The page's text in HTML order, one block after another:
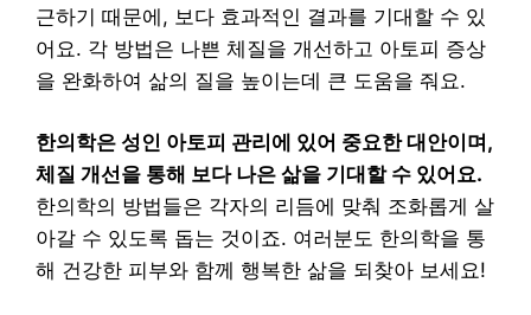
근하기 때문에, 보다 효과적인 결과를 기대할 수 있
어요. 각 방법은 나쁜 체질을 개선하고 아토피 증상
을 완화하여 삶의 질을 높이는데 큰 도움을 줘요.
한의학은 성인 아토피 관리에 있어 중요한 대안이며,
체질 개선을 통해 보다 나은 삶을 기대할 수 있어요.
한의학의 방법들은 각자의 리듬에 맞춰 조화롭게 살
아갈 수 있도록 돕는 것이죠. 여러분도 한의학을 통
해 건강한 피부와 함께 행복한 삶을 되찾아 보세요!